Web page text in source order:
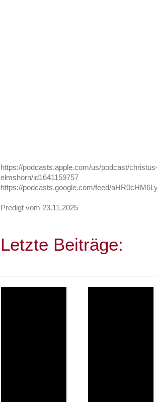
https://podcasts.apple.com/us/podcast/
elmshorn/id1641159757
https://podcasts.google.com/feed/
Predigt vom 23.11.2025
Letzte Beiträge: